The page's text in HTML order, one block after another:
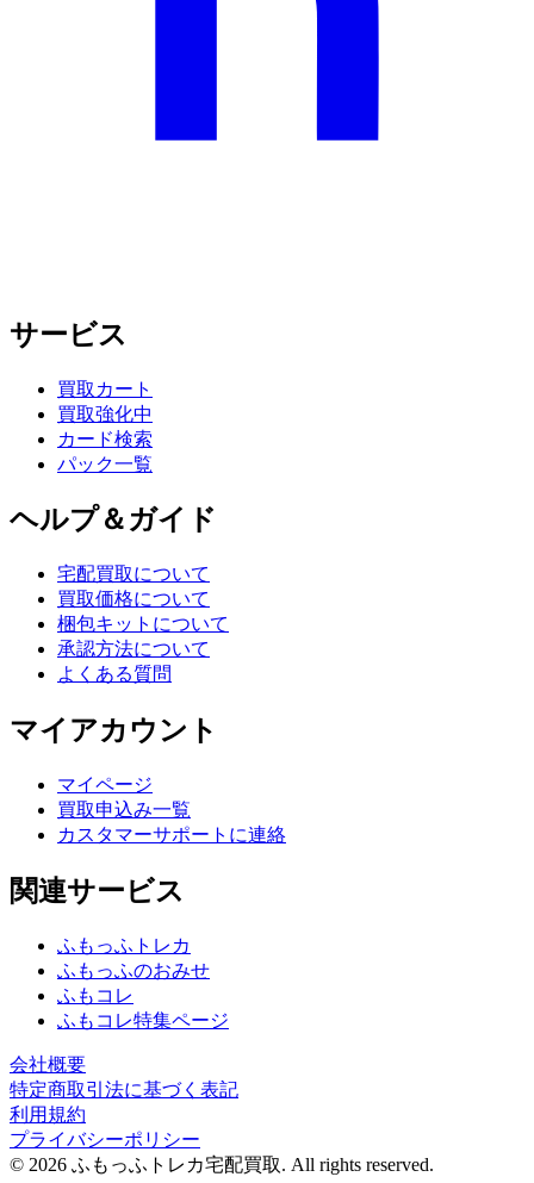
サービス
買取カート
買取強化中
カード検索
パック一覧
ヘルプ＆ガイド
宅配買取について
買取価格について
梱包キットについて
承認方法について
よくある質問
マイアカウント
マイページ
買取申込み一覧
カスタマーサポートに連絡
関連サービス
ふもっふトレカ
ふもっふのおみせ
ふもコレ
ふもコレ特集ページ
会社概要
特定商取引法に基づく表記
利用規約
プライバシーポリシー
© 2026 ふもっふトレカ宅配買取. All rights reserved.